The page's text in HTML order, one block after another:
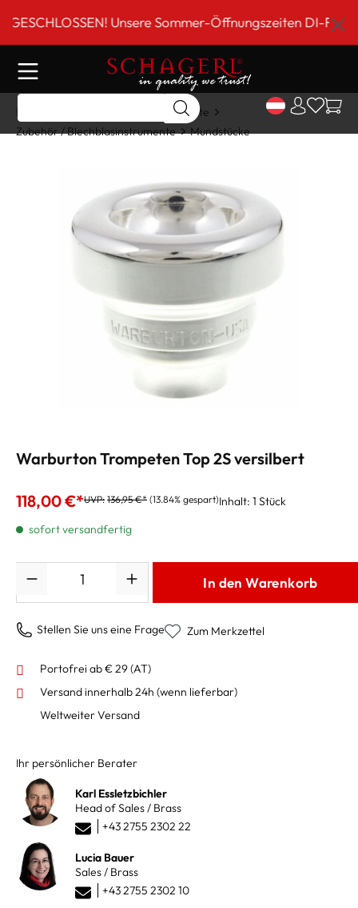
springenUnsere Sommer-Öffnungszeiten DI-FR 9
Home
Blechblasinstrumente
Zubehör / Blechblasinstrumente
Mundstücke
Warburton Trompeten Top 2S versilbert
118,00 €*UVP: 136,95 €* (13.84% gespart)Inhalt: 1 Stück
sofort versandfertig
In den Warenkorb
Stellen Sie uns eine Frage Zum Merkzettel
Portofrei ab € 29 (AT)
Versand innerhalb 24h (wenn lieferbar)
Weltweiter Versand
Ihr persönlicher Berater
Karl Essletzbichler
Head of Sales / Brass
+43 2755 2302 22
Lucia Bauer
Sales / Brass
+43 2755 2302 10